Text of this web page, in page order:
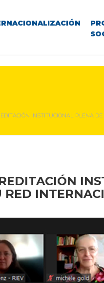
INSTITUCIONAL PLENA
RED